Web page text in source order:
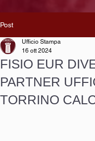
Post
FISIO EUR
PARTNER
TORRINO
Ufficio Stampa
16 ott 2024